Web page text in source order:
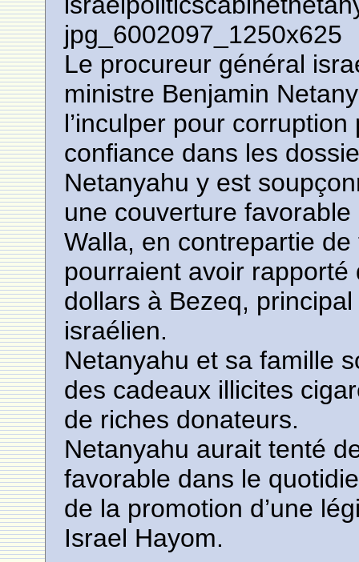
Le procureur général
ministre Benjamin
l’inculper pour
confiance dans les
Netanyahu y est
une couverture
Walla, en contrepartie
pourraient avoir
dollars à Bezeq,
israélien.
Netanyahu et sa famille
des cadeaux illicites
de riches donateurs.
Netanyahu aurait tenté
favorable dans le
de la promotion d’une
Israel Hayom.